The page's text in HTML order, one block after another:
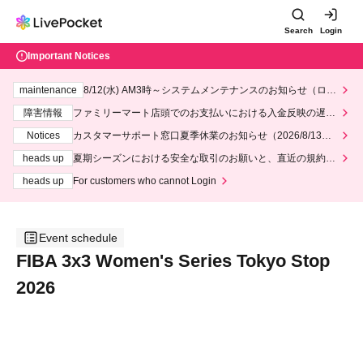
Search Login
Important Notices
maintenance
8/12(水) AM3時～システムメンテナンスのお知らせ（ロー
障害情報
ファミリーマート店頭でのお支払いにおける入金反映の遅延
Notices
カスタマーサポート窓口夏季休業のお知らせ（2026/8/13～2
heads up
夏期シーズンにおける安全な取引のお願いと、直近の規約違
heads up
For customers who cannot Login
Event schedule
FIBA 3x3 Women's Series Tokyo Stop
2026